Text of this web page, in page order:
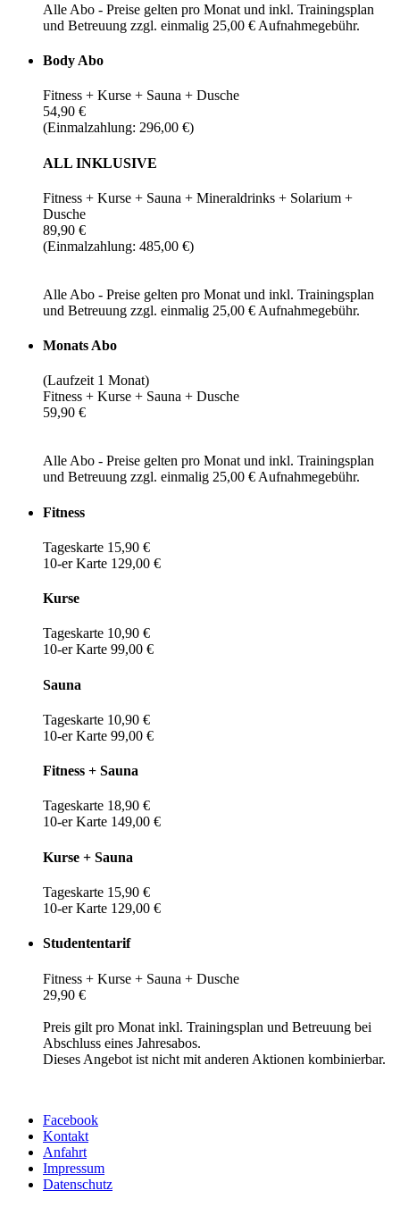
Alle Abo - Preise gelten pro Monat und inkl. Trainingsplan
und Betreuung zzgl. einmalig 25,00 € Aufnahmegebühr.
Body Abo
Fitness + Kurse + Sauna + Dusche
54,90 €
(Einmalzahlung: 296,00 €)
ALL INKLUSIVE
Fitness + Kurse + Sauna + Mineraldrinks + Solarium +
Dusche
89,90 €
(Einmalzahlung: 485,00 €)
Alle Abo - Preise gelten pro Monat und inkl. Trainingsplan
und Betreuung zzgl. einmalig 25,00 € Aufnahmegebühr.
Monats Abo
(Laufzeit 1 Monat)
Fitness + Kurse + Sauna + Dusche
59,90 €
Alle Abo - Preise gelten pro Monat und inkl. Trainingsplan
und Betreuung zzgl. einmalig 25,00 € Aufnahmegebühr.
Fitness
Tageskarte 15,90 €
10-er Karte 129,00 €
Kurse
Tageskarte 10,90 €
10-er Karte 99,00 €
Sauna
Tageskarte 10,90 €
10-er Karte 99,00 €
Fitness + Sauna
Tageskarte 18,90 €
10-er Karte 149,00 €
Kurse + Sauna
Tageskarte 15,90 €
10-er Karte 129,00 €
Studententarif
Fitness + Kurse + Sauna + Dusche
29,90 €
Preis gilt pro Monat inkl. Trainingsplan und Betreuung bei
Abschluss eines Jahresabos.
Dieses Angebot ist nicht mit anderen Aktionen kombinierbar.
Facebook
Kontakt
Anfahrt
Impressum
Datenschutz